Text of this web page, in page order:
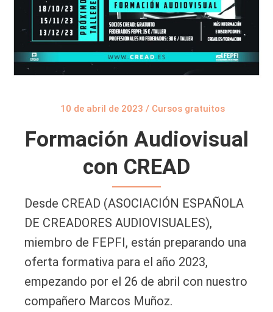
10 de abril de 2023 / Cursos gratuitos
Formación Audiovisual
con CREAD
Desde CREAD (ASOCIACIÓN ESPAÑOLA
DE CREADORES AUDIOVISUALES),
miembro de FEPFI, están preparando una
oferta formativa para el año 2023,
empezando por el 26 de abril con nuestro
compañero Marcos Muñoz.